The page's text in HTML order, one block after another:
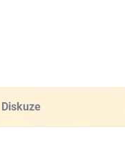
Diskuze